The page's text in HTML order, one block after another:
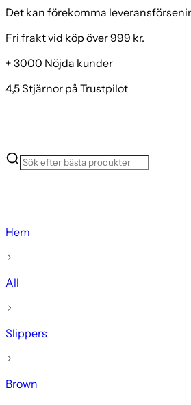
Det kan förekomma
Fri frakt vid köp över 999 kr.
+ 3000 Nöjda kunder
4,5 Stjärnor på Trustpilot
Hem
All
Slippers
Brown